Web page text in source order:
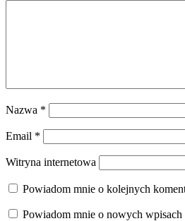
Nazwa *
Email *
Witryna internetowa
Powiadom mnie o kolejnych
Powiadom mnie o nowych wpisach